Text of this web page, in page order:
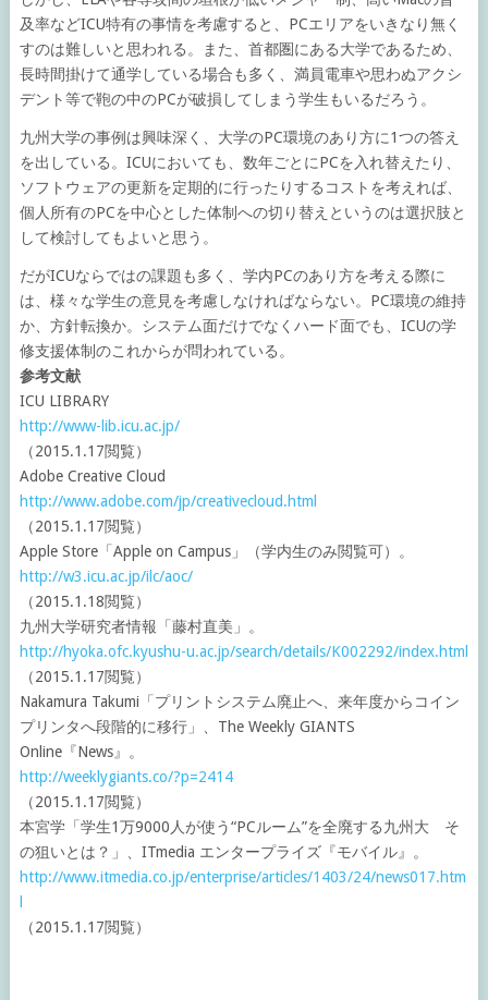
及率などICU特有の事情を考慮すると、PCエリアをいきなり無く
すのは難しいと思われる。また、首都圏にある大学であるため、
長時間掛けて通学している場合も多く、満員電車や思わぬアクシ
デント等で鞄の中のPCが破損してしまう学生もいるだろう。
九州大学の事例は興味深く、大学のPC環境のあり方に1つの答え
を出している。ICUにおいても、数年ごとにPCを入れ替えたり、
ソフトウェアの更新を定期的に行ったりするコストを考えれば、
個人所有のPCを中心とした体制への切り替えというのは選択肢と
して検討してもよいと思う。
だがICUならではの課題も多く、学内PCのあり方を考える際に
は、様々な学生の意見を考慮しなければならない。PC環境の維持
か、方針転換か。システム面だけでなくハード面でも、ICUの学
修支援体制のこれからが問われている。
参考文献
ICU LIBRARY
http://www-lib.icu.ac.jp/
（2015.1.17閲覧）
Adobe Creative Cloud
http://www.adobe.com/jp/creativecloud.html
（2015.1.17閲覧）
Apple Store「Apple on Campus」（学内生のみ閲覧可）。
http://w3.icu.ac.jp/ilc/aoc/
（2015.1.18閲覧）
九州大学研究者情報「藤村直美」。
http://hyoka.ofc.kyushu-u.ac.jp/search/details/K002292/index.html
（2015.1.17閲覧）
Nakamura Takumi「プリントシステム廃止へ、来年度からコイン
プリンタへ段階的に移行」、The Weekly GIANTS
Online『News』。
http://weeklygiants.co/?p=2414
（2015.1.17閲覧）
本宮学「学生1万9000人が使う“PCルーム”を全廃する九州大 そ
の狙いとは？」、ITmedia エンタープライズ『モバイル』。
http://www.itmedia.co.jp/enterprise/articles/1403/24/news017.htm
（2015.1.17閲覧）